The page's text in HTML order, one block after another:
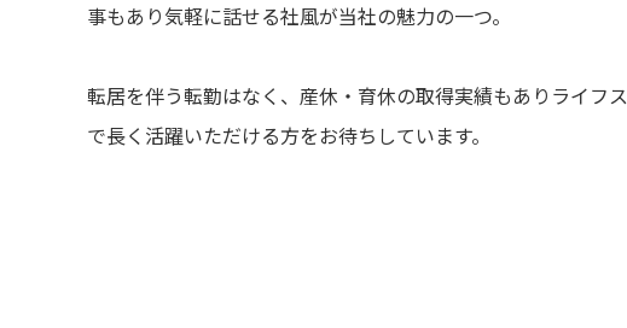
事もあり気軽に話せる社風が当社の魅力の一つ。
転居を伴う転勤はなく、産休・育休の取得実績もありライフ
で長く活躍いただける方をお待ちしています。